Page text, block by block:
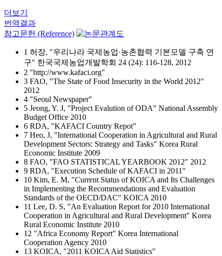
더보기
번역결과
참고문헌 (Reference)
1 허장, "우리나라 국제농업·농촌협력 기본모델 구축 연
구" 한국국제농업개발학회 24 (24): 116-128, 2012
2 "http://www.kafaci.org"
3 FAO, "The State of Food Insecurity in the World 2012"
2012
4 "Seoul Newspaper"
5 Jeong, Y. J, "Project Evalution of ODA" National Assembly
Budget Office 2010
6 RDA, "KAFACI Country Repot"
7 Heo, J, "International Cooperation in Agricultural and Rural
Development Sectors: Strategy and Tasks" Korea Rural
Economic Institute 2009
8 FAO, "FAO STATISTICAL YEARBOOK 2012" 2012
9 RDA, "Execution Schedule of KAFACI in 2011"
10 Kim, E. M, "Current Status of KOICA and Its Challenges
in Implementing the Recommendations and Evaluation
Standards of the OECD/DAC" KOICA 2010
11 Lee, D. S, "An Evaluation Report for 2010 International
Cooperation in Agricultural and Rural Development" Korea
Rural Economic Institute 2010
12 "Africa Economy Report" Korea International
Cooperation Agency 2010
13 KOICA, "2011 KOICA Aid Statistics"